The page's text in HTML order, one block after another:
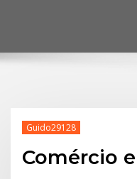
Guido29128
Comércio